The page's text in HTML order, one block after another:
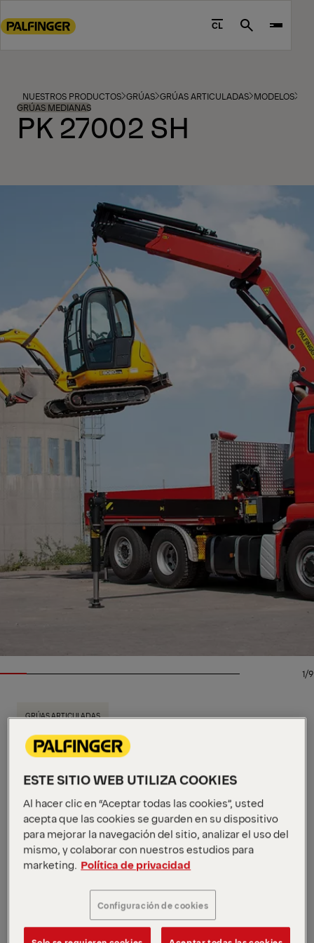
to
footer
content
CL Search
NUESTROS PRODUCTOS GRÚAS GRÚAS ARTICULADAS MODELOS
GRÚAS MEDIANAS
PK 27002 SH
1/9
GRÚAS ARTICULADAS
Especificaciones clave
Momento máx. de elevación
Capacidad máxima de carga
Ver todas las especificaciones
Nuestra gama SH High Performance está diseñada
para ofrecer la máxima potencia, resistencia y
control. La eficiente PK 27002 SH ofrece un
rendimiento hidráulico refinado y preciso para tareas
exigentes. El sistema S-HPLS aumenta la fuerza de
elevación y estabiliza el movimiento cuando es
necesario, lo que resulta ideal para colocar cargas
ESTE SITIO WEB UTILIZA COOKIES
Al hacer clic en “Aceptar todas las cookies”, usted
acepta que las cookies se guarden en su dispositivo
para mejorar la navegación del sitio, analizar el uso del
mismo, y colaborar con nuestros estudios para
marketing. Política de privacidad
Configuración de cookies